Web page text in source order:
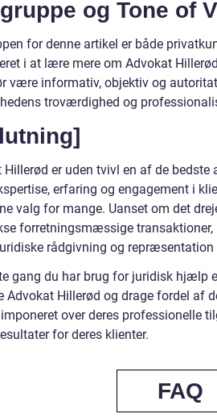
og Tone of
for denne artikel er både
i at lære mere om Advokat
være informativ, objektiv og
troværdighed og
Hillerød er uden tvivl en af de
erfaring og engagement i
valg for mange. Uanset om det
forretningsmæssige
rådgivning og repræsentation
gang du har brug for juridisk hjælp
Advokat Hillerød og drage fordel af
over deres professionelle
for deres klienter.
FAQ